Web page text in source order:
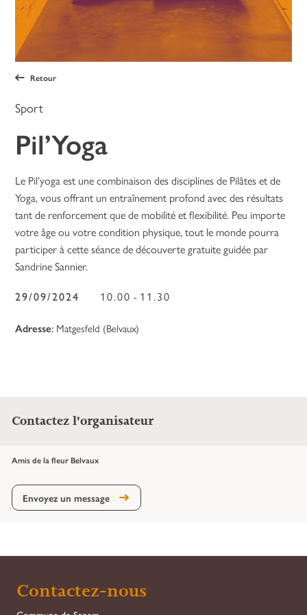
Retour
Sport
Pil’Yoga
Le Pil’yoga est une combinaison des disciplines de Pilâtes et de
Yoga, vous offrant un entraînement profond avec des résultats
tant de renforcement que de mobilité et flexibilité. Peu importe
votre âge ou votre condition physique, tout le monde pourra
participer à cette séance de découverte gratuite guidée par
Sandrine Sannier.
29/09/2024
10.00 - 11.30
Adresse: Matgesfeld (Belvaux)
Contactez l'organisateur
Amis de la fleur Belvaux
Envoyez un message
Contactez-nous